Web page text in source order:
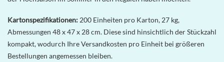
Kartonspezifikationen: 200 Einheiten pro Karton, 27 kg,
Abmessungen 48 x 47 x 28 cm. Diese sind hinsichtlich der Stückzahl
kompakt, wodurch Ihre Versandkosten pro Einheit bei größeren
Bestellungen angemessen bleiben.